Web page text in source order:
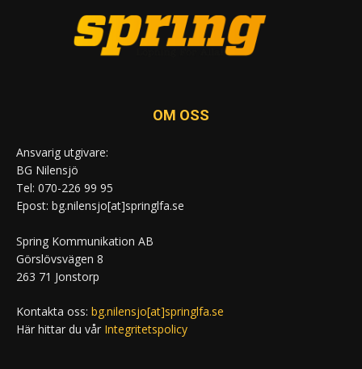
OM OSS
Ansvarig utgivare:
BG Nilensjö
Tel: 070-226 99 95
Epost: bg.nilensjo[at]springlfa.se
Spring Kommunikation AB
Görslövsvägen 8
263 71 Jonstorp
Kontakta oss: bg.nilensjo[at]springlfa.se
Här hittar du vår Integritetspolicy